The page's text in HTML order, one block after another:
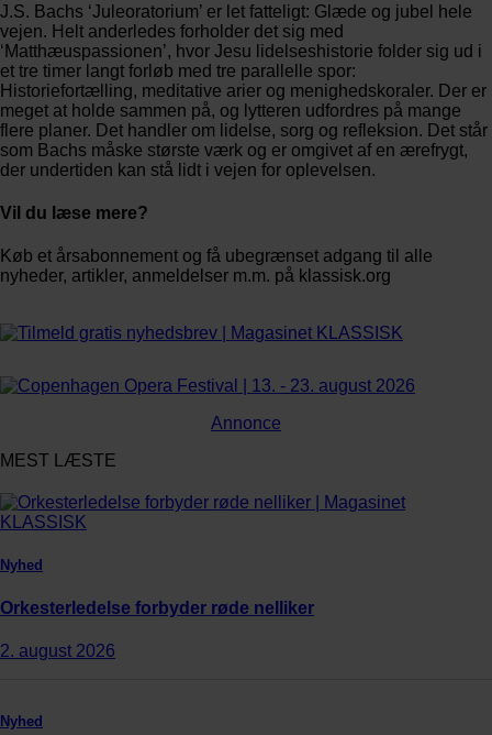
J.S. Bachs ‘Juleoratorium’ er let fatteligt: Glæde og jubel hele
vejen. Helt anderledes forholder det sig med
‘Matthæuspassionen’, hvor Jesu lidelseshistorie folder sig ud i
et tre timer langt forløb med tre parallelle spor:
Historiefortælling, meditative arier og menighedskoraler. Der er
meget at holde sammen på, og lytteren udfordres på mange
flere planer. Det handler om lidelse, sorg og refleksion. Det står
som Bachs måske største værk og er omgivet af en ærefrygt,
der undertiden kan stå lidt i vejen for oplevelsen.
Vil du læse mere?
Køb et årsabonnement og få ubegrænset adgang til alle
nyheder, artikler, anmeldelser m.m. på klassisk.org
Annonce
MEST LÆSTE
Nyhed
Orkesterledelse forbyder røde nelliker
2. august 2026
Nyhed